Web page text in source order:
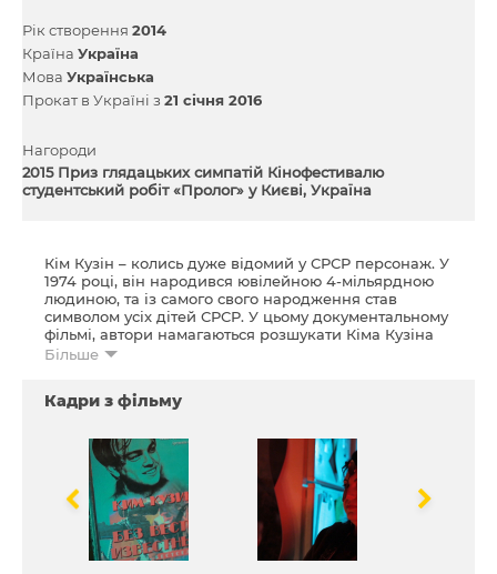
Рік створення 2014
Країна Україна
Мова Українська
Прокат в Україні з 21 січня 2016
Нагороди
2015 Приз глядацьких симпатій Кінофестивалю
студентський робіт «Пролог» у Києві, Україна
Кім Кузін – колись дуже відомий у СРСР персонаж. У
1974 році, він народився ювілейною 4-мільярдною
людиною, та із самого свого народження став
символом усіх дітей СРСР. У цьому документальному
фільмі, автори намагаються розшукати Кіма Кузіна
сьогодні, та взяти у нього історичне інтерв’ю.
фільмівУкраїнська нова хвиля 4
Більше
Кадри з фільму